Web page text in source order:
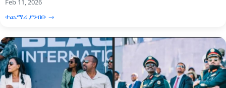
Feb 11, 2026
ተጨማሪ ያንብቡ →